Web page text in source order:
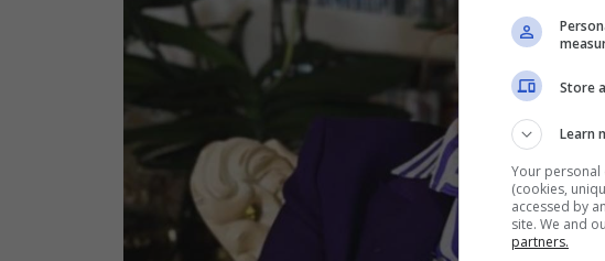
Store
Learn
Your
(cookies,
accessed by
site. We and
partners.